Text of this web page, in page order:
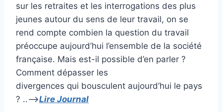
sur les retraites et les interrogations des plus
jeunes autour du sens de leur travail, on se
rend compte combien la question du travail
préoccupe aujourd’hui l’ensemble de la société
française. Mais est-il possible d’en parler ?
Comment dépasser les
divergences qui bousculent aujourd’hui le pays
? ..–>Lire Journal